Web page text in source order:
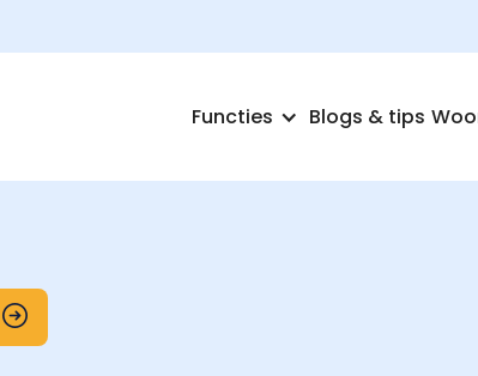
Functies Blogs & tips